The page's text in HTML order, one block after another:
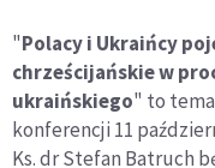
"Polacy i Ukraińcy
chrześcijańskie w
ukraińskiego" to
konferencji 11
Ks. dr Stefan Batruch